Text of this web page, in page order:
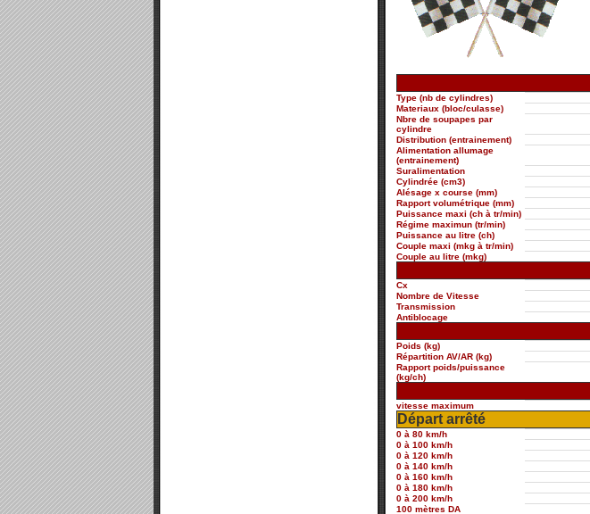
Type (nb de cylindres)
Materiaux (bloc/culasse)
Nbre de soupapes par
cylindre
Distribution (entrainement)
Alimentation allumage
(entrainement)
Suralimentation
Cylindrée (cm3)
Alésage x course (mm)
Rapport volumétrique (mm)
Puissance maxi (ch à tr/min)
Régime maximun (tr/min)
Puissance au litre (ch)
Couple maxi (mkg à tr/min)
Couple au litre (mkg)
Cx
Nombre de Vitesse
Transmission
Antiblocage
Poids (kg)
Répartition AV/AR (kg)
Rapport poids/puissance
(kg/ch)
vitesse maximum
Départ arrêté
0 à 80 km/h
0 à 100 km/h
0 à 120 km/h
0 à 140 km/h
0 à 160 km/h
0 à 180 km/h
0 à 200 km/h
100 mètres DA